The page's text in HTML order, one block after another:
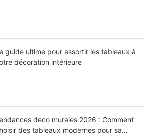
guide ultime pour assortir les tableaux à
décoration intérieure
déco murales 2026 : Comment
des tableaux modernes pour sa